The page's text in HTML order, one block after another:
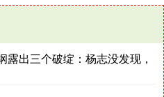
露出三个破绽：杨志没发现，